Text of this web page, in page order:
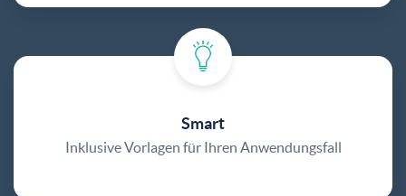
Smart
Inklusive Vorlagen für Ihren Anwendungsfall